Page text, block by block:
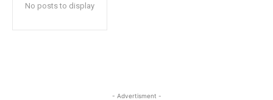
No posts to display
- Advertisment -